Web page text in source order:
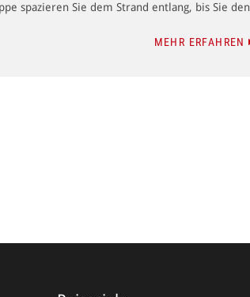
spazieren Sie dem Strand entlang, bis Sie den
MEHR ERFAHREN